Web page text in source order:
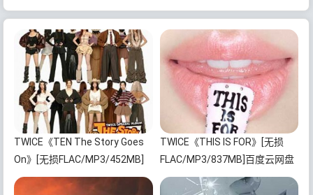
TWICE《TEN The Story Goes
On》[无损FLAC/MP3/452MB]
百度云网盘下载
TWICE《THIS IS FOR》[无损
FLAC/MP3/837MB]百度云网盘
下载